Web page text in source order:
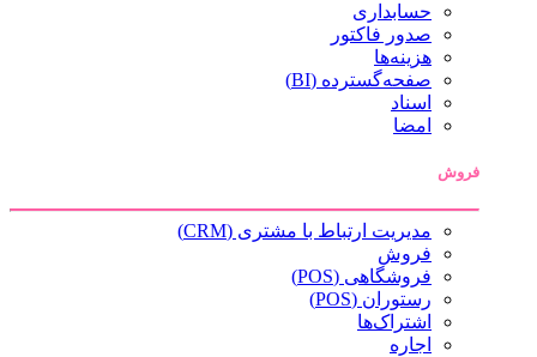
حسابداری
صدور فاکتور
هزینه‌ها
صفحه‌گسترده (BI)
اسناد
امضا
فروش
مدیریت ارتباط با مشتری (CRM)
فروش
فروشگاهی (POS)
رستوران (POS)
اشتراک‌ها
اجاره